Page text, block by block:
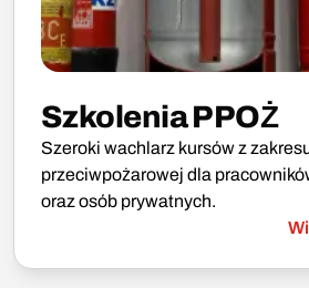
Szkolenia PPOŻ
Szeroki wachlarz kursów z
przeciwpożarowej dla
oraz osób prywatnych.